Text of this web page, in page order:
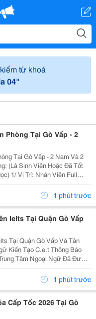
từ khoá
04"
Phòng Tại Gò Vấp - 2
Tại Gò Vấp - 2 Nam Và 2
Full
Và Hưởng Các Ngày...1 phút trước
Ielts Tại Quận Gò Vấp
Tại Quận Gò Vấp Và Tân
Về Chương Trình Anh Văn
Học Thuật Ielts &Ndash; Toefl Ibt. Trung Tâm...1 phút trước
Cấp Tốc 2026 Tại Gò